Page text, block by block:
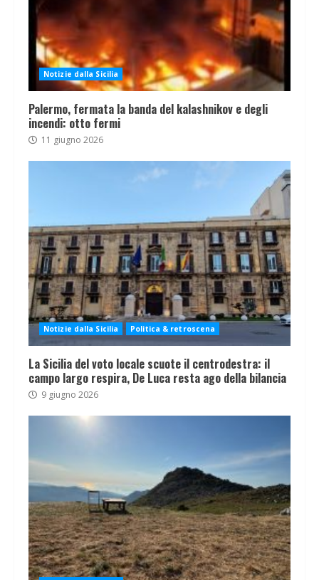
Notizie dalla Sicilia
Palermo, fermata la banda del kalashnikov e degli
incendi: otto fermi
11 giugno 2026
Notizie dalla Sicilia Politica & retroscena
La Sicilia del voto locale scuote il centrodestra: il
campo largo respira, De Luca resta ago della bilancia
9 giugno 2026